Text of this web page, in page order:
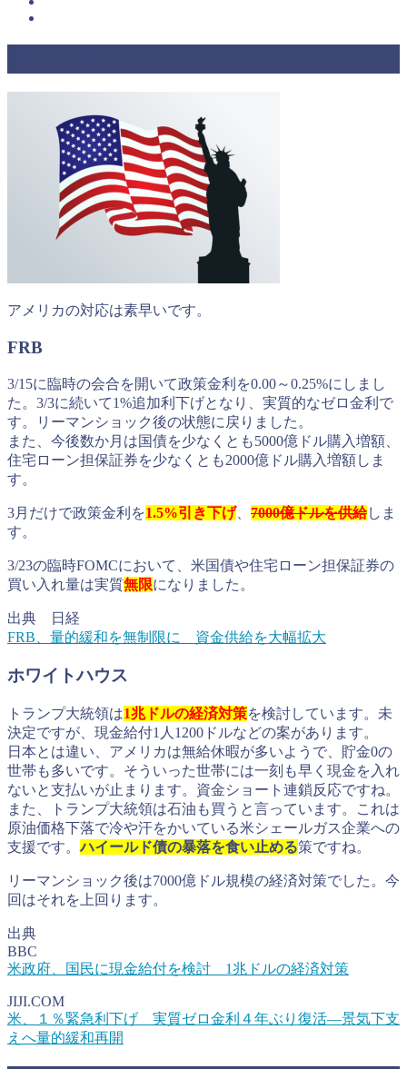
アメリカの対応は素早いです。
FRB
3/15に臨時の会合を開いて政策金利を0.00～0.25%にしまし
た。3/3に続いて1%追加利下げとなり、実質的なゼロ金利で
す。リーマンショック後の状態に戻りました。
また、今後数か月は国債を少なくとも5000億ドル購入増額、
住宅ローン担保証券を少なくとも2000億ドル購入増額しま
す。
3月だけで政策金利を1.5%引き下げ、 7000億ドルを供給しま
す。
3/23の臨時FOMCにおいて、米国債や住宅ローン担保証券の
買い入れ量は実質無限になりました。
出典 日経
FRB、量的緩和を無制限に 資金供給を大幅拡大
ホワイトハウス
トランプ大統領は1兆ドルの経済対策を検討しています。未
決定ですが、現金給付1人1200ドルなどの案があります。
日本とは違い、アメリカは無給休暇が多いようで、貯金0の
世帯も多いです。そういった世帯には一刻も早く現金を入れ
ないと支払いが止まります。資金ショート連鎖反応ですね。
また、トランプ大統領は石油も買うと言っています。これは
原油価格下落で冷や汗をかいている米シェールガス企業への
支援です。ハイールド債の暴落を食い止める策ですね。
リーマンショック後は7000億ドル規模の経済対策でした。今
回はそれを上回ります。
出典
BBC
米政府、国民に現金給付を検討 1兆ドルの経済対策
JIJI.COM
米、１％緊急利下げ 実質ゼロ金利４年ぶり復活―景気下支
えへ量的緩和再開